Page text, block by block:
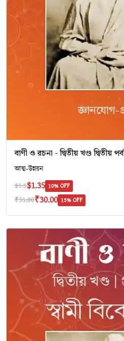
বাণী ও রচনা - দ্বিতীয় খণ্ড দ্বিতীয় পর্ব
আত্ম-উন্নয়ন
$1.5$1.35 10% OFF
₹35.00₹30.00 15% OFF